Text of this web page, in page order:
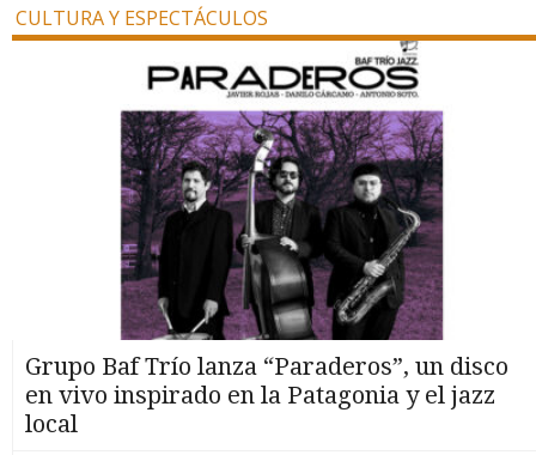
CULTURA Y ESPECTÁCULOS
Grupo Baf Trío lanza “Paraderos”, un disco
en vivo inspirado en la Patagonia y el jazz
local